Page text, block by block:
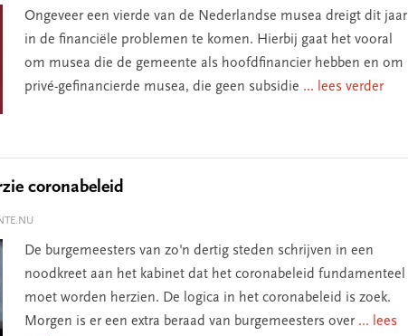
Ongeveer een vierde van de Nederlandse musea dreigt dit jaar
in de financiële problemen te komen. Hierbij gaat het vooral
om musea die de gemeente als hoofdfinancier hebben en om
privé-gefinancierde musea, die geen subsidie ... lees verder
coronabeleid
De burgemeesters van zo'n dertig steden schrijven in een
noodkreet aan het kabinet dat het coronabeleid fundamenteel
moet worden herzien. De logica in het coronabeleid is zoek.
Morgen is er een extra beraad van burgemeesters over ... lees